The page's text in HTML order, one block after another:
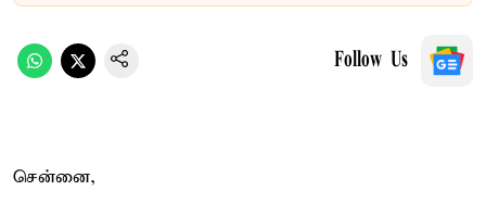
Follow Us
சென்னை,